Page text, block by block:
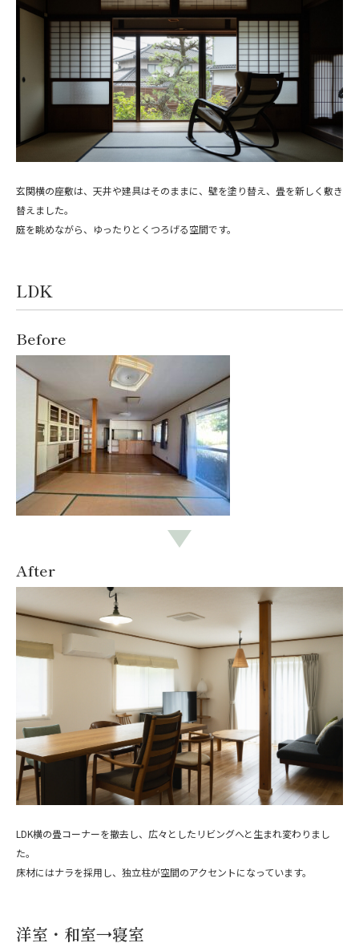
玄関横の座敷は、天井や建具はそのままに、壁を塗り替え、畳を新しく敷き
替えました。
庭を眺めながら、ゆったりとくつろげる空間です。
LDK
Before
After
LDK横の畳コーナーを撤去し、広々としたリビングへと生まれ変わりまし
た。
床材にはナラを採用し、独立柱が空間のアクセントになっています。
洋室・和室→寝室